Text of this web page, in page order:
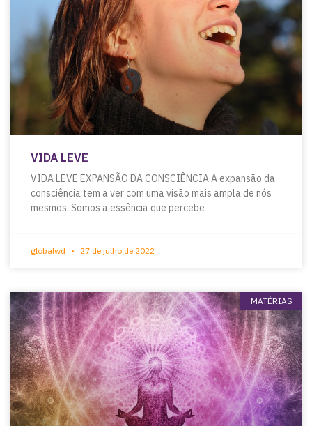
VIDA LEVE
VIDA LEVE EXPANSÃO DA CONSCIÊNCIA A expansão da
consciência tem a ver com uma visão mais ampla de nós
mesmos. Somos a essência que percebe
globalwd 27 de julho de 2022
MATÉRIAS